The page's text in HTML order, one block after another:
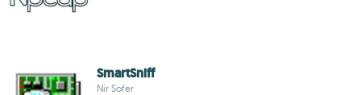
SmartSniff
Nir Sofer